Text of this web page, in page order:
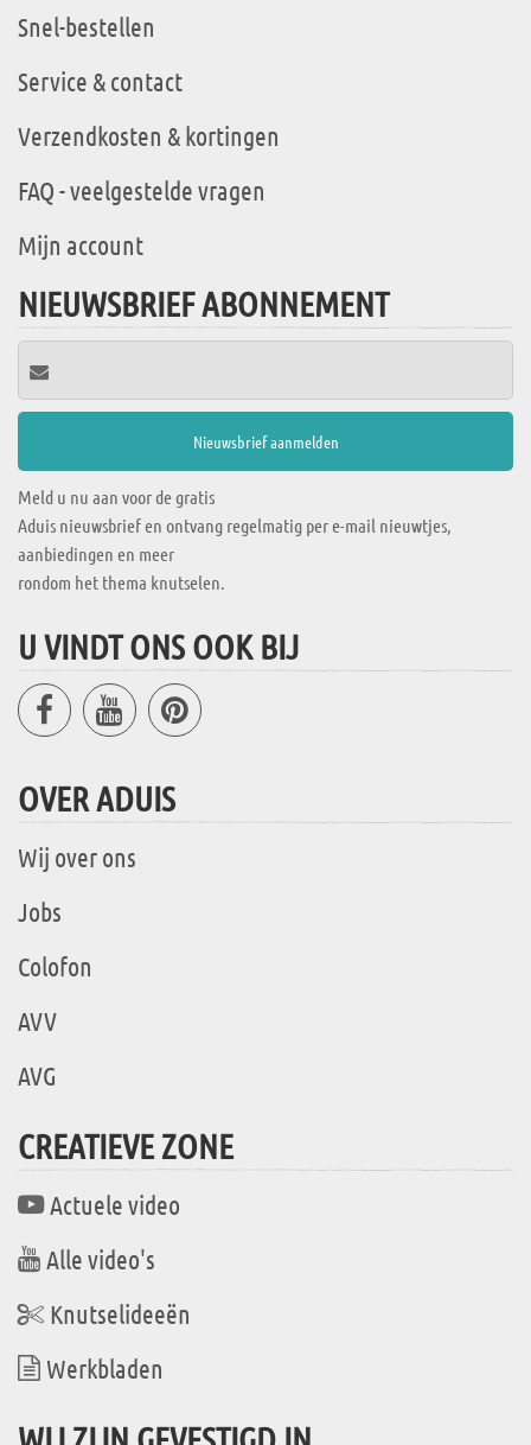
Snel-bestellen
Service & contact
Verzendkosten & kortingen
FAQ - veelgestelde vragen
Mijn account
NIEUWSBRIEF ABONNEMENT
Meld u nu aan voor de gratis
Aduis nieuwsbrief en ontvang regelmatig per e-mail nieuwtjes,
aanbiedingen en meer
rondom het thema knutselen.
U VINDT ONS OOK BIJ
OVER ADUIS
Wij over ons
Jobs
Colofon
AVV
AVG
CREATIEVE ZONE
Actuele video
Alle video's
Knutselideeën
Werkbladen